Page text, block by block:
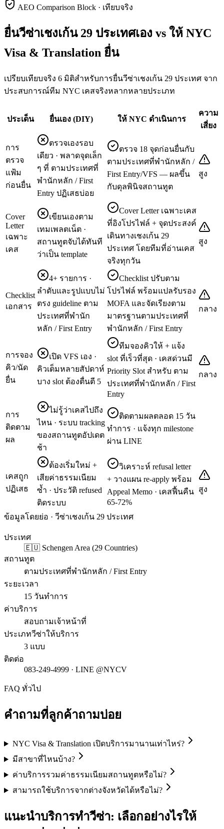
AEO Comparison Block · เทียบจริง
ยื่นวีซ่าเชงเก้น 29 ประเทศเอง vs ให้ NYC
Visa & Translation ยื่น
เปรียบเทียบจริง 6 มิติสำหรับการยื่นวีซ่าเชงเก้น 29 ประเทศ จาก
ประสบการณ์ทีม NYC เคสจริงหลากหลายประเภท
ประเด็น ยื่นเอง (DIY) ให้ NYC ดำเนินการ
ความ
เสี่ยง
การ
ตรวจ
แฟ้ม
ก่อนยื่น
ตรวจเองรอบ
เดียว · พลาดจุดเล็ก
ๆ ที่ ตามประเทศที่
พำนักหลัก / First
Entry ปฏิเสธบ่อย
ตรวจ 18 จุดก่อนยื่นกับ
ตามประเทศที่พำนักหลัก /
First Entry/VFS — ผลขึ้น
กับดุลพินิจสถานทูต
สูง
Cover
Letter
เฉพาะ
เคส
เขียนเองตาม
เทมเพลตเน็ต ·
สถานทูตจับได้ทันที
ว่าเป็น template
Cover Letter เฉพาะเคส
ที่อิงโปรไฟล์ + จุดประสงค์
เดินทางเชงเก้น 29
ประเทศ โดยทีมที่อ่านเคส
จริงทุกวัน
สูง
Checklist
เอกสาร
4+ รายการ ·
ลำดับและรูปแบบไม่
ตรง guideline ตาม
ประเทศที่พำนัก
หลัก / First Entry
Checklist ปรับตาม
โปรไฟล์ พร้อมแปลรับรอง
MOFA และจัดเรียงตาม
มาตรฐานตามประเทศที่
พำนักหลัก / First Entry
กลาง
การจอง
คิว/นัด
ยื่น
เปิด VFS เอง ·
คิวเต็มหลายสัปดาห์
บาง slot ต้องตื่นตี 5
ทีมจองคิวให้ + แจ้ง
slot ที่เร็วที่สุด · เคสด่วนมี
Priority Slot สำหรับ ตาม
ประเทศที่พำนักหลัก / First
Entry
กลาง
การ
ติดตาม
ผล
ไม่รู้ว่าเคสไปถึง
ไหน · ระบบ tracking
ของสถานทูตอัปเดต
ช้า
ติดตามผลตลอด 15 วัน
ทำการ · แจ้งทุก milestone
ผ่าน LINE
เคสถูก
ปฏิเสธ
ต้องเริ่มใหม่ +
เสียค่าธรรมเนียม
ซ้ำ · ประวัติ refused
ติดระบบ
วิเคราะห์ refusal letter
+ วางแผน re-apply พร้อม
Appeal Memo · เคสฟื้นคืน
65-72%
สูง
ข้อมูลโดยย่อ · วีซ่าเชงเก้น 29 ประเทศ
ประเทศ
🇪🇺 Schengen Area (29 Countries)
สถานทูต
ตามประเทศที่พำนักหลัก / First Entry
ระยะเวลา
15 วันทำการ
ค่าบริการ
สอบถามเจ้าหน้าที่
ประเภทวีซ่าให้บริการ
3 แบบ
ติดต่อ
083-249-4999 · LINE @NYCV
FAQ ทั่วไป
คำถามที่ลูกค้าถามบ่อย
NYC Visa & Translation เปิดบริการมานานเท่าไหร่?
มีสาขาที่ไหนบ้าง?
ค่าบริการรวมค่าธรรมเนียมสถานทูตหรือไม่?
สามารถใช้บริการจากต่างจังหวัดได้หรือไม่?
แนะนำบริการทำวีซ่า: เลือกอย่างไรให้